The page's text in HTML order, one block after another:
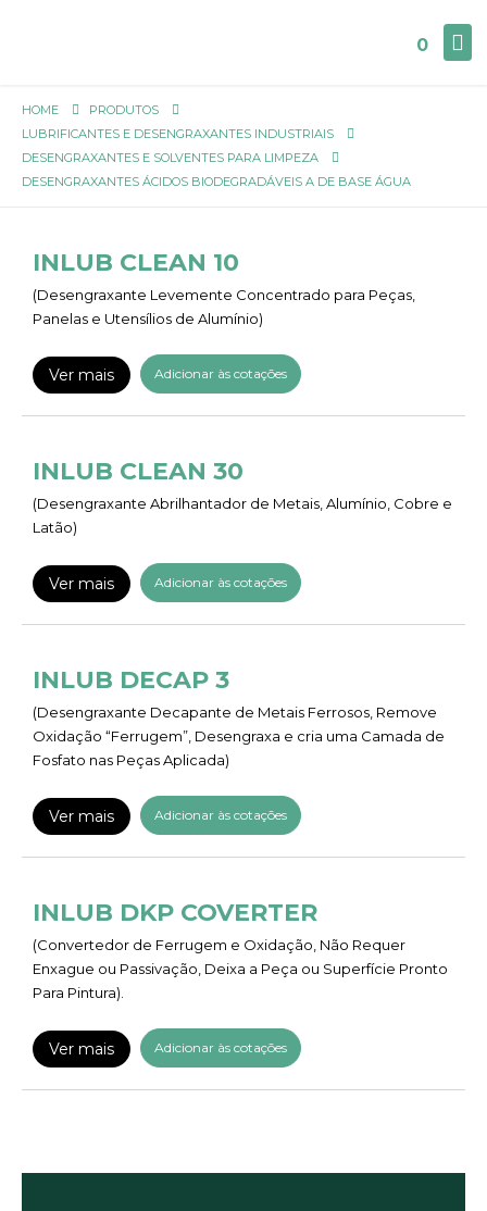
0
HOME
PRODUTOS
LUBRIFICANTES E DESENGRAXANTES INDUSTRIAIS
DESENGRAXANTES E SOLVENTES PARA LIMPEZA
DESENGRAXANTES ÁCIDOS BIODEGRADÁVEIS A DE BASE ÁGUA
INLUB CLEAN 10
(Desengraxante Levemente Concentrado para Peças,
Panelas e Utensílios de Alumínio)
Ver mais Adicionar às cotações
INLUB CLEAN 30
(Desengraxante Abrilhantador de Metais, Alumínio, Cobre e
Latão)
Ver mais Adicionar às cotações
INLUB DECAP 3
(Desengraxante Decapante de Metais Ferrosos, Remove
Oxidação “Ferrugem”, Desengraxa e cria uma Camada de
Fosfato nas Peças Aplicada)
Ver mais Adicionar às cotações
INLUB DKP COVERTER
(Convertedor de Ferrugem e Oxidação, Não Requer
Enxague ou Passivação, Deixa a Peça ou Superfície Pronto
Para Pintura).
Ver mais Adicionar às cotações